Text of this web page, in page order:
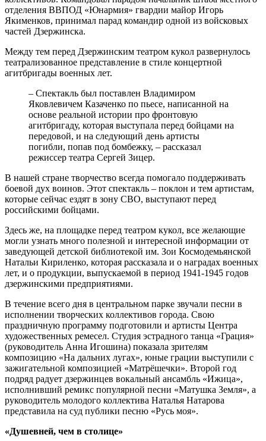
отделения ВВПОД «Юнармия» гвардии майор Игорь
Якименков, принимал парад командир одной из войсковых
частей Дзержинска.
Между тем перед Дзержинским театром кукол развернулось
театрализованное представление в стиле концертной
агитбригады военных лет.
– Спектакль был поставлен Владимиром
Яковлевичем Казаченко по пьесе, написанной на
основе реальной истории про фронтовую
агитбригаду, которая выступала перед бойцами на
передовой, и на следующий день артисты
погибли, попав под бомбежку, – рассказал
режиссер театра Сергей Зицер.
В нашей стране творчество всегда помогало поддерживать
боевой дух воинов. Этот спектакль – поклон и тем артистам,
которые сейчас ездят в зону СВО, выступают перед
российскими бойцами.
Здесь же, на площадке перед театром кукол, все желающие
могли узнать много полезной и интересной информации от
заведующей детской библиотекой им. Зои Космодемьянской
Натальи Кириленко, которая рассказала и о наградах военных
лет, и о продукции, выпускаемой в период 1941-1945 годов
дзержинскими предприятиями.
В течение всего дня в центральном парке звучали песни в
исполнении творческих коллективов города. Свою
праздничную программу подготовили и артисты Центра
художественных ремесел. Студия эстрадного танца «Грация»
(руководитель Анна Игошина) показала зрителям
композицию «На дальних лугах», юные грации выступили с
зажигательной композицией «Матрёшечки». Второй год
подряд радует дзержинцев вокальный ансамбль «Ижица»,
исполнивший ремикс популярной песни «Матушка Земля», а
руководитель молодого коллектива Наталья Натарова
представила на суд публики песню «Русь моя».
«Душевней, чем в столице»